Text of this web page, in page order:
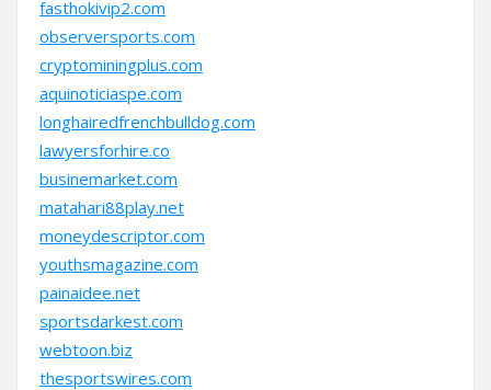
fasthokivip2.com
observersports.com
cryptominingplus.com
aquinoticiaspe.com
longhairedfrenchbulldog.com
lawyersforhire.co
businemarket.com
matahari88play.net
moneydescriptor.com
youthsmagazine.com
painaidee.net
sportsdarkest.com
webtoon.biz
thesportswires.com